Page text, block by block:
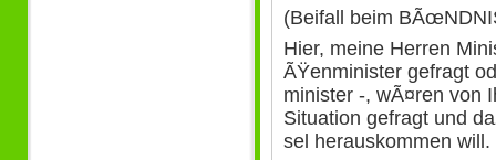
(Beifall beim
Hier, meine Herren
ÃŸenminister gefragt
minister -, wÃ¤ren von
Situation gefragt und
sel herauskommen will.